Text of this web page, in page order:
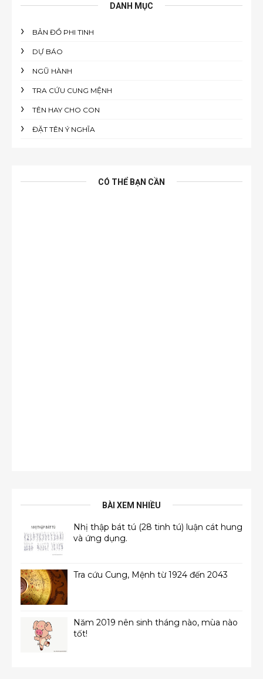
DANH MỤC
BẢN ĐỒ PHI TINH
DỰ BÁO
NGŨ HÀNH
TRA CỨU CUNG MỆNH
TÊN HAY CHO CON
ĐẶT TÊN Ý NGHĨA
CÓ THỂ BẠN CẦN
BÀI XEM NHIỀU
Nhị thập bát tú (28 tinh tú) luận cát hung
và ứng dụng.
Tra cứu Cung, Mệnh từ 1924 đến 2043
Năm 2019 nên sinh tháng nào, mùa nào
tốt!